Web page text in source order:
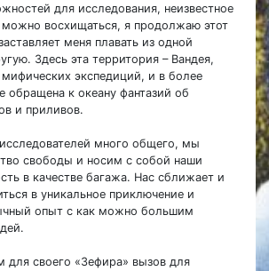
для исследования, неизвестное
восхищаться, я продолжаю этот
меня плавать из одной
Здесь эта территория – Вандея,
мифических экспедиций, и в более
к океану фантазий об
и приливов.
много общего, мы
свободы и носим с собой наши
в качестве багажа. Нас сближает и
в уникальное приключение и
опыт с как можно большим
для своего «Зефира» вызов для